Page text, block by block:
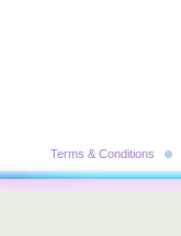
Terms & Conditions